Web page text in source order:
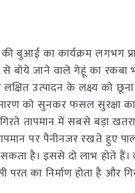
बुआई का कार्यक्रम लगभग
बोये जाने वाले गेहूं का रकबा
उत्पादन के लक्ष्य को
को सुनकर फसल सुरक्षा
गिरते तापमान में सबसे बड़ा
पर पैनीनजर रखते हुए
है। इससे दो लाभ होते
का निर्माण होता है और